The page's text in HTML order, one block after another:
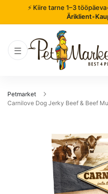
⚡ Kiire tarne 1–3 tööpäeva
Äriklient•
Petmarket
Carnilove Dog Jerky Beef & Beef